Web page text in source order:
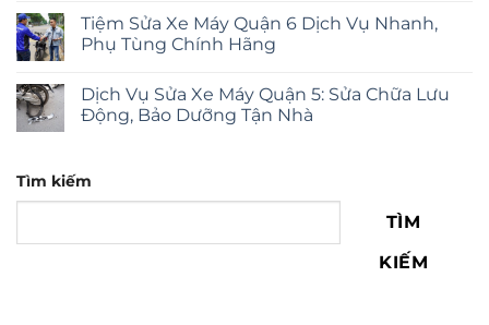
Tiệm Sửa Xe Máy Quận 6 Dịch Vụ Nhanh,
Phụ Tùng Chính Hãng
Dịch Vụ Sửa Xe Máy Quận 5: Sửa Chữa Lưu
Động, Bảo Dưỡng Tận Nhà
Tìm kiếm
TÌM
KIẾM